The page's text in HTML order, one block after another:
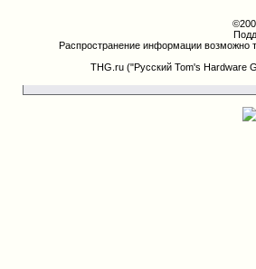
Распространение информации возможно
THG.ru ("Русский Tom's Hardware